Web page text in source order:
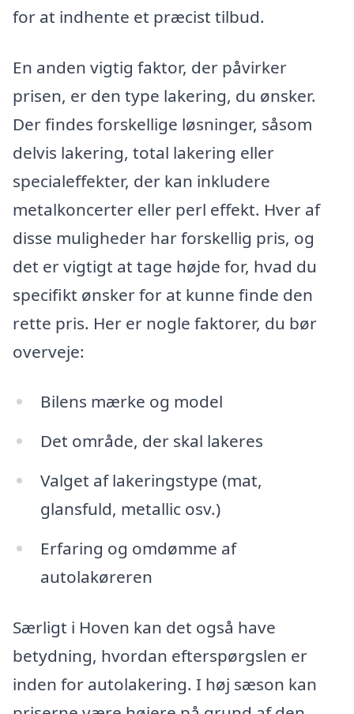
for at indhente et præcist tilbud.
En anden vigtig faktor, der påvirker
prisen, er den type lakering, du ønsker.
Der findes forskellige løsninger, såsom
delvis lakering, total lakering eller
specialeffekter, der kan inkludere
metalkoncerter eller perl effekt. Hver af
disse muligheder har forskellig pris, og
det er vigtigt at tage højde for, hvad du
specifikt ønsker for at kunne finde den
rette pris. Her er nogle faktorer, du bør
overveje:
Bilens mærke og model
Det område, der skal lakeres
Valget af lakeringstype (mat,
glansfuld, metallic osv.)
Erfaring og omdømme af
autolakøreren
Særligt i Hoven kan det også have
betydning, hvordan efterspørgslen er
inden for autolakering. I høj sæson kan